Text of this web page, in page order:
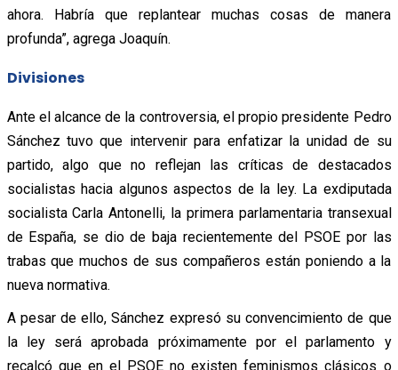
ahora. Habría que replantear muchas cosas de manera
profunda”, agrega Joaquín.
Divisiones
Ante el alcance de la controversia, el propio presidente Pedro
Sánchez tuvo que intervenir para enfatizar la unidad de su
partido, algo que no reflejan las críticas de destacados
socialistas hacia algunos aspectos de la ley. La exdiputada
socialista Carla Antonelli, la primera parlamentaria transexual
de España, se dio de baja recientemente del PSOE por las
trabas que muchos de sus compañeros están poniendo a la
nueva normativa.
A pesar de ello, Sánchez expresó su convencimiento de que
la ley será aprobada próximamente por el parlamento y
recalcó que en el PSOE no existen feminismos clásicos o